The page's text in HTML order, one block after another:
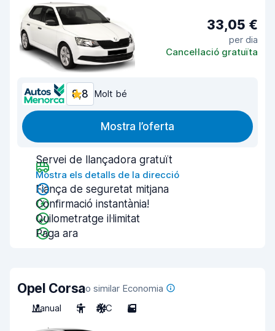
33,05 €
per dia
Cancel·lació gratuïta
8,8 Molt bé
Mostra l’oferta
Servei de llançadora gratuït
Mostra els detalls de la direcció
Fiança de seguretat mitjana
Confirmació instantània!
Quilometratge il·limitat
Paga ara
Opel Corsao similar Economia
Manual
5 A/C 5